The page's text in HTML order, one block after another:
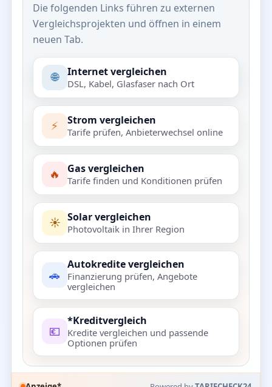
Die folgenden Links führen zu externen
Vergleichsprojekten und öffnen in einem
neuen Tab.
🌐 Internet vergleichen
DSL, Kabel, Glasfaser nach Ort
⚡ Strom vergleichen
Tarife prüfen, Anbieterwechsel online
🔥 Gas vergleichen
Tarife finden und Konditionen prüfen
☀️ Solar vergleichen
Photovoltaik in Ihrer Region
🚗
Autokredite vergleichen
Finanzierung prüfen, Angebote
vergleichen
💶
*Kreditvergleich
Kredite vergleichen und passende
Optionen prüfen